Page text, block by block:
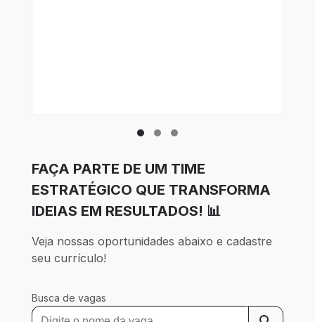
FAÇA PARTE DE UM TIME
ESTRATÉGICO QUE TRANSFORMA
IDEIAS EM RESULTADOS! 📊
Veja nossas oportunidades abaixo e cadastre
seu currículo!
Busca de vagas